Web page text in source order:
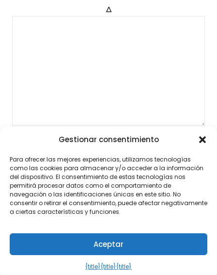
Δ
©2026 Noticias al Momento| Diseño:Tema de
WordPress Newspaperly
Gestionar consentimiento
Para ofrecer las mejores experiencias, utilizamos tecnologías
como las cookies para almacenar y/o acceder a la información
del dispositivo. El consentimiento de estas tecnologías nos
permitirá procesar datos como el comportamiento de
navegación o las identificaciones únicas en este sitio. No
consentir o retirar el consentimiento, puede afectar negativamente
a ciertas características y funciones.
Aceptar
{title}{title}{title}